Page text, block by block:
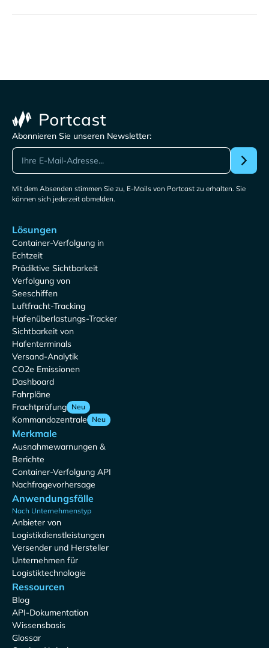
Abonnieren Sie unseren Newsletter:
Mit dem Absenden stimmen Sie zu, E-Mails von Portcast zu erhalten. Sie
können sich jederzeit abmelden.
Lösungen
Container-Verfolgung in
Echtzeit
Prädiktive Sichtbarkeit
Verfolgung von
Seeschiffen
Luftfracht-Tracking
Hafenüberlastungs-Tracker
Sichtbarkeit von
Hafenterminals
Versand-Analytik
CO2e Emissionen
Dashboard
Fahrpläne
Frachtprüfung Neu
Kommandozentrale Neu
Merkmale
Ausnahmewarnungen &
Berichte
Container-Verfolgung API
Nachfragevorhersage
Anwendungsfälle
Nach Unternehmenstyp
Anbieter von
Logistikdienstleistungen
Versender und Hersteller
Unternehmen für
Logistiktechnologie
Ressourcen
Blog
API-Dokumentation
Wissensbasis
Glossar